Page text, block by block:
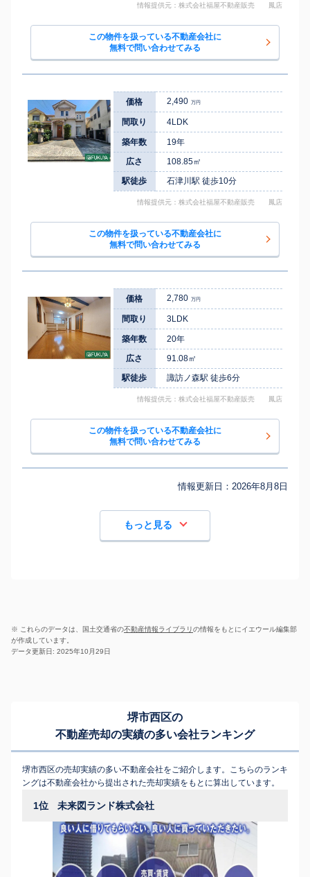
情報提供元：株式会社福屋不動産販売 鳳店
この物件を扱っている不動産会社に
無料で問い合わせてみる
価格 2,490 万円
間取り 4LDK
築年数
19年
広さ
108.85㎡
駅徒歩
石津川駅 徒歩10分
情報提供元：株式会社福屋不動産販売 鳳店
この物件を扱っている不動産会社に
無料で問い合わせてみる
価格 2,780 万円
間取り 3LDK
築年数
20年
広さ
91.08㎡
駅徒歩
諏訪ノ森駅 徒歩6分
情報提供元：株式会社福屋不動産販売 鳳店
この物件を扱っている不動産会社に
無料で問い合わせてみる
情報更新日： 2026年8月8日
もっと見る
※ これらのデータは、国土交通省の不動産情報ライブラリの情報をもとにイエウール編集部
が作成しています。
データ更新日: 2025年10月29日
堺市西区の
不動産売却の実績の多い会社ランキング
堺市西区の売却実績の多い不動産会社をご紹介します。こちらのランキ
ングは不動産会社から提出された売却実績をもとに算出しています。
1位 未来図ランド株式会社